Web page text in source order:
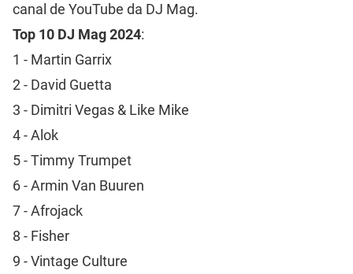
canal de YouTube da DJ Mag.
Top 10 DJ Mag 2024:
1 - Martin Garrix
2 - David Guetta
3 - Dimitri Vegas & Like Mike
4 - Alok
5 - Timmy Trumpet
6 - Armin Van Buuren
7 - Afrojack
8 - Fisher
9 - Vintage Culture